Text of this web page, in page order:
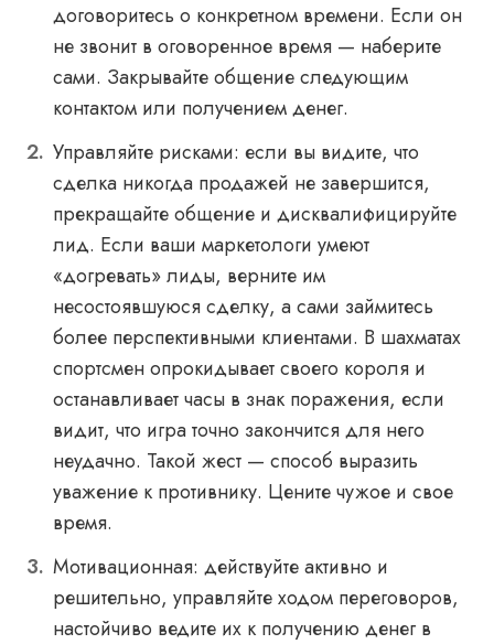
договоритесь о конкретном времени. Если он
не звонит в оговоренное время — наберите
сами. Закрывайте общение следующим
контактом или получением денег.
Управляйте рисками: если вы видите, что
сделка никогда продажей не завершится,
прекращайте общение и дисквалифицируйте
лид. Если ваши маркетологи умеют
«догревать» лиды, верните им
несостоявшуюся сделку, а сами займитесь
более перспективными клиентами. В шахматах
спортсмен опрокидывает своего короля и
останавливает часы в знак поражения, если
видит, что игра точно закончится для него
неудачно. Такой жест — способ выразить
уважение к противнику. Цените чужое и свое
время.
Мотивационная: действуйте активно и
решительно, управляйте ходом переговоров,
настойчиво ведите их к получению денег в